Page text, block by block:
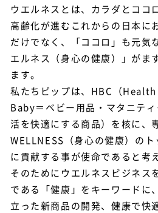
ウエルネスとは、カラダとココ
高齢化が進むこれからの日本に
だけでなく、「ココロ」も元気
エルネス（身心の健康）」がま
ます。
私たちピップは、HBC（Health
Baby＝ベビー用品・マタニテ
活を快適にする商品）を核に、
WELLNESS（身心の健康）の
に貢献する事が使命であると考
そのためにウエルネスビジネス
である「健康」をキーワードに
立った新商品の開発、健康で快